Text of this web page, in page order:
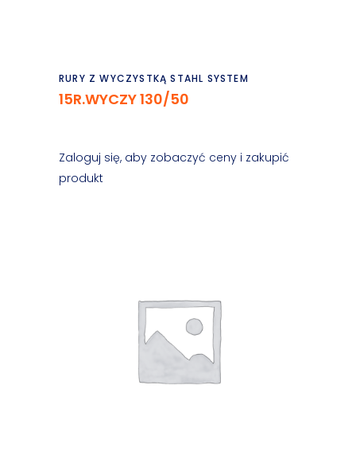
Czytaj dalej
RURY Z WYCZYSTKĄ STAHL SYSTEM
15R.WYCZY 130/50
Zaloguj się, aby zobaczyć ceny i zakupić
produkt